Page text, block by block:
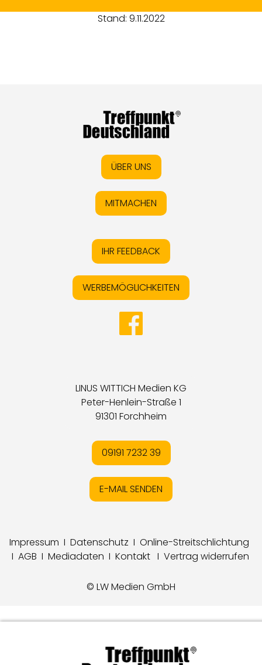
Stand: 9.11.2022
ÜBER UNS
MITMACHEN
IHR FEEDBACK
WERBEMÖGLICHKEITEN
LINUS WITTICH Medien KG
Peter-Henlein-Straße 1
91301 Forchheim
09191 7232 39
E-MAIL SENDEN
Impressum I Datenschutz I Online-Streitschlichtung
I AGB I Mediadaten I Kontakt I Vertrag widerrufen
© LW Medien GmbH